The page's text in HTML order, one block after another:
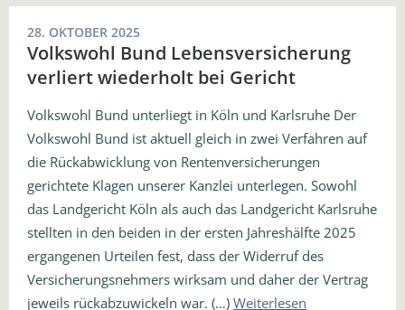
28. OKTOBER 2025
Volkswohl Bund Lebensversicherung
verliert wiederholt bei Gericht
Volkswohl Bund unterliegt in Köln und Karlsruhe Der
Volkswohl Bund ist aktuell gleich in zwei Verfahren auf
die Rückabwicklung von Rentenversicherungen
gerichtete Klagen unserer Kanzlei unterlegen. Sowohl
das Landgericht Köln als auch das Landgericht Karlsruhe
stellten in den beiden in der ersten Jahreshälfte 2025
ergangenen Urteilen fest, dass der Widerruf des
Versicherungsnehmers wirksam und daher der Vertrag
jeweils rückabzuwickeln war. (…) Weiterlesen